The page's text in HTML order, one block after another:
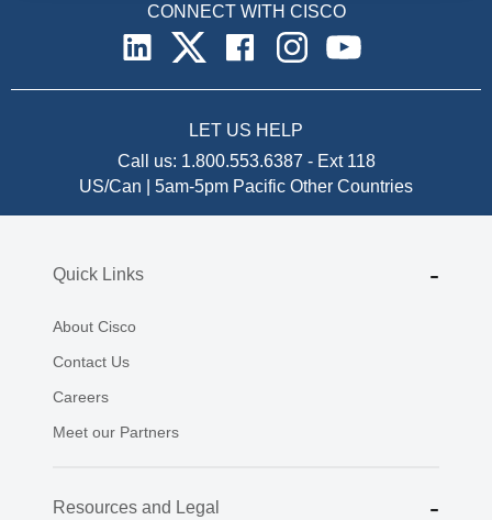
CONNECT WITH CISCO
LET US HELP
Call us: 1.800.553.6387 - Ext 118
US/Can | 5am-5pm Pacific Other Countries